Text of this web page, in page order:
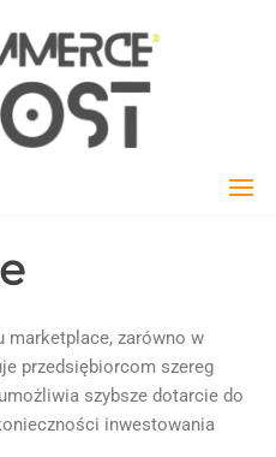
marketplace, zarówno w
przedsiębiorcom szereg
szybsze dotarcie do
inwestowania